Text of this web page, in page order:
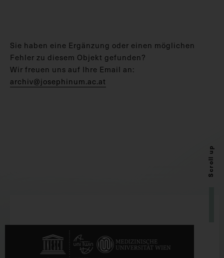
Sie haben eine Ergänzung oder einen möglichen
Fehler zu diesem Objekt gefunden?
Wir freuen uns auf Ihre Email an:
archiv@josephinum.ac.at
Scroll up